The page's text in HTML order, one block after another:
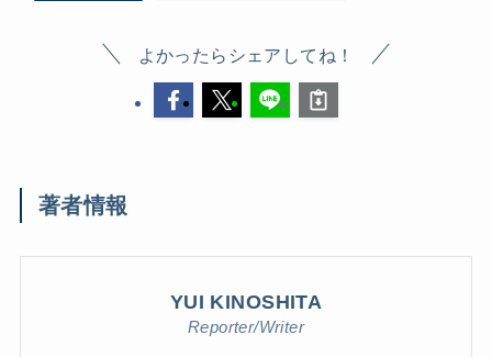
よかったらシェアしてね！
著者情報
YUI KINOSHITA
Reporter/Writer